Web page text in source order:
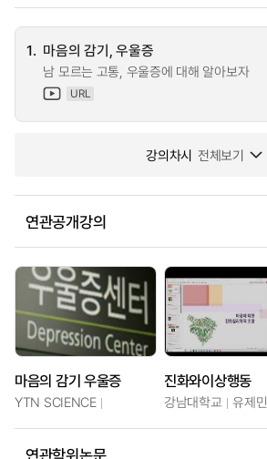
1. 마음의 감기, 우울증
남 모르는 고통, 우울증에 대해 알아보자
URL
강의차시 전체보기
연관공개강의
마음의 감기 우울증
YTN SCIENCE
진화와이상행동
강남대학교 유제민
연관학위논문